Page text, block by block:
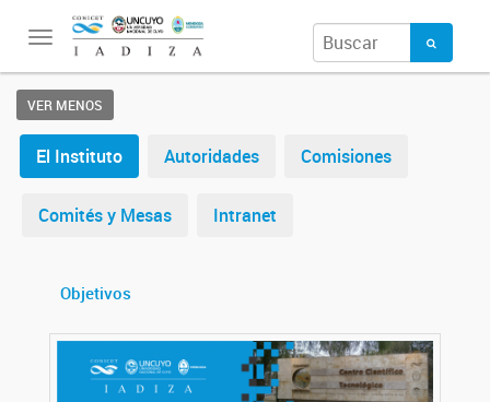
Toggle
navigation
VER MENOS
El Instituto Autoridades Comisiones
Comités y Mesas Intranet
Objetivos